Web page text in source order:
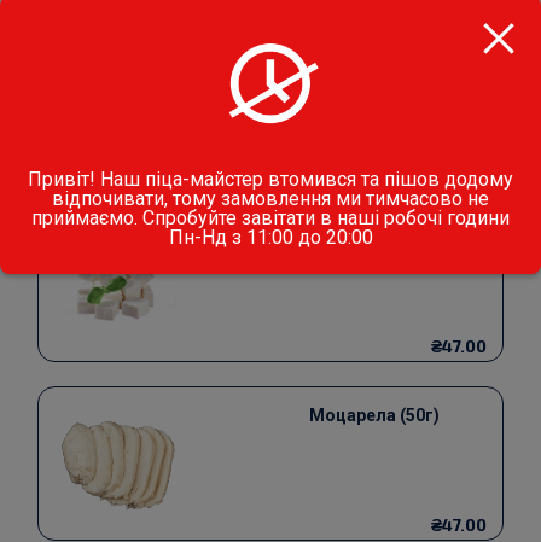
Моцарела Фреска (50г)
Фета (40г)
₴47.00
Моцарела (50г)
₴47.00
Привіт! Наш піца-майстер втомився та пішов додому
відпочивати, тому замовлення ми тимчасово не
приймаємо. Спробуйте завітати в наші робочі години
Пн-Нд з 11:00 до 20:00